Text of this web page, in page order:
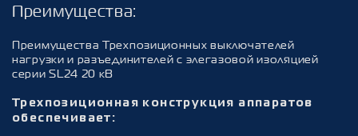
Преимущества:
Преимущества Трехпозиционных выключателей
нагрузки и разъединителей с элегазовой изоляцией
серии SL24 20 кВ
Трехпозиционная конструкция аппаратов
обеспечивает: